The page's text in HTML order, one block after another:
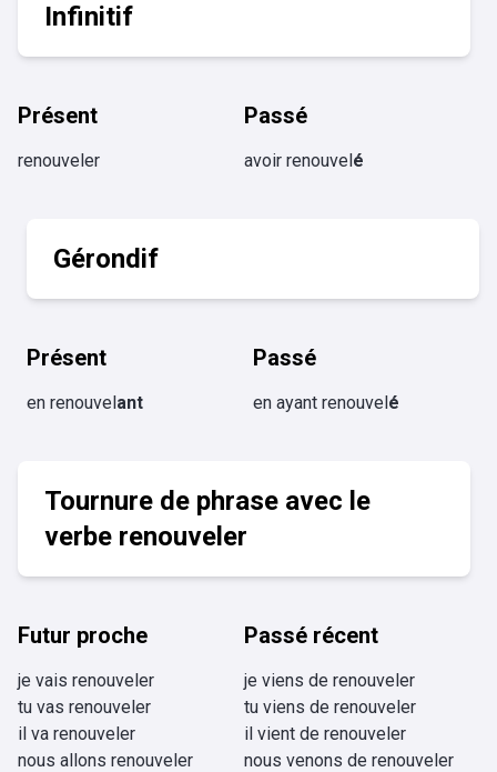
Infinitif
Présent
renouveler
Passé
avoir renouvelé
Gérondif
Présent
en renouvelant
Passé
en ayant renouvelé
Tournure de phrase avec le
verbe renouveler
Futur proche
je vais renouveler
tu vas renouveler
il va renouveler
nous allons renouveler
Passé récent
je viens de renouveler
tu viens de renouveler
il vient de renouveler
nous venons de renouveler